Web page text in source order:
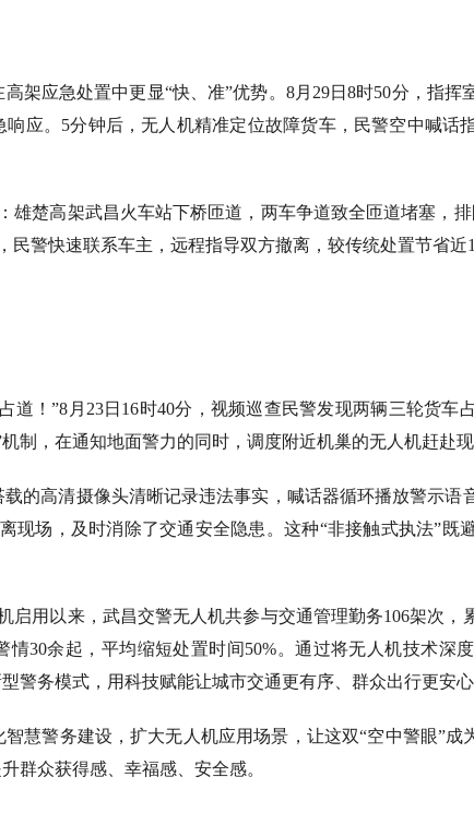
架应急处置中更显“快、准”优势。8月29日8时50分，指
应。5分钟后，无人机精准定位故障货车，民警空中喊话
雄楚高架武昌火车站下桥匝道，两车争道致全匝道堵塞，
民警快速联系车主，远程指导双方撤离，较传统处置节省近
道！”8月23日16时40分，视频巡查民警发现两辆三轮货车
制，在通知地面警力的同时，调度附近机巢的无人机赶赴现
的高清摄像头清晰记录违法事实，喊话器循环播放警示语
现场，及时消除了交通安全隐患。这种“非接触式执法”既
启用以来，武昌交警无人机共参与交通管理勤务106架次，
情30余起，平均缩短处置时间50%。通过将无人机技术深
警务模式，用科技赋能让城市交通更有序、群众出行更安心
慧警务建设，扩大无人机应用场景，让这双“空中警眼”成
群众获得感、幸福感、安全感。